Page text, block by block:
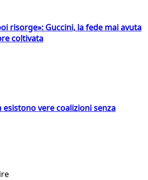
risorge»: Guccini, la fede mai avuta
coltivata
vere coalizioni senza